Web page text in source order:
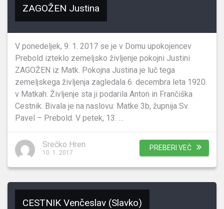
ZAGOŽEN Justina
V ponedeljek, 9. 1. 2017 se je v Domu upokojencev
Prebold izteklo zemeljsko življenje pokojni Justini
ZAGOŽEN iz Matk. Pokojna Justina je luč tega
zemeljskega življenja zagledala 6. decembra leta 1920
v Matkah. Življenje sta ji podarila Anton in Frančiška
Cestnik. Bivala je na naslovu: Matke 3b, župnija Sv.
Pavel – Prebold. V petek, 13. …
PREBERI VEČ
Srečko Hren
10. 1. 2017
CESTNIK Venčeslav (Slavko)